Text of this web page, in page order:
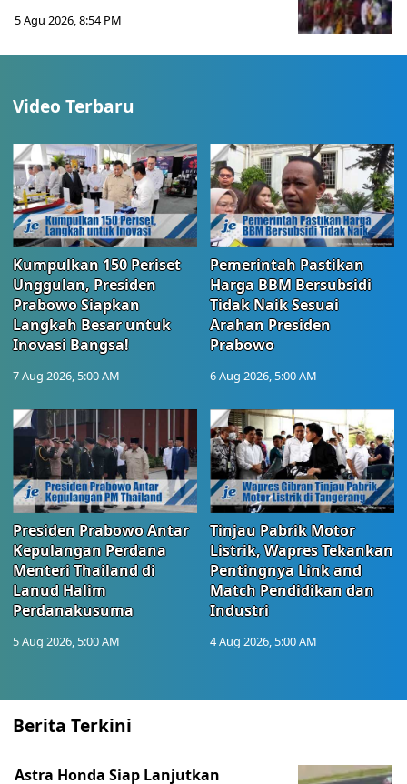
5 Agu 2026, 8:54 PM
Video Terbaru
Kumpulkan 150 Periset
Unggulan, Presiden
Prabowo Siapkan
Langkah Besar untuk
Inovasi Bangsa!
7 Aug 2026, 5:00 AM
Pemerintah Pastikan
Harga BBM Bersubsidi
Tidak Naik Sesuai
Arahan Presiden
Prabowo
6 Aug 2026, 5:00 AM
Presiden Prabowo Antar
Kepulangan Perdana
Menteri Thailand di
Lanud Halim
Perdanakusuma
5 Aug 2026, 5:00 AM
Tinjau Pabrik Motor
Listrik, Wapres Tekankan
Pentingnya Link and
Match Pendidikan dan
Industri
4 Aug 2026, 5:00 AM
Berita Terkini
Astra Honda Siap Lanjutkan